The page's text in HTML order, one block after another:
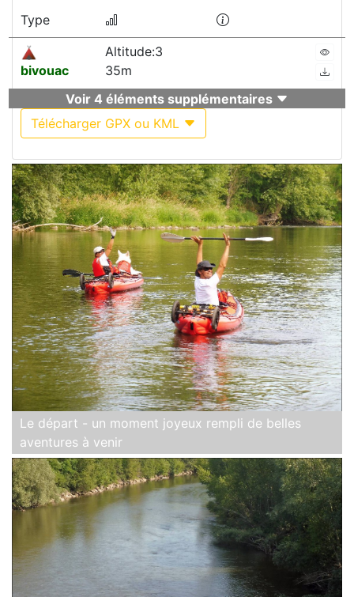
Type
bivouac
Altitude:3
35m
Voir 4 éléments supplémentaires
Télécharger GPX ou KML
Le départ - un moment joyeux rempli de belles
aventures à venir